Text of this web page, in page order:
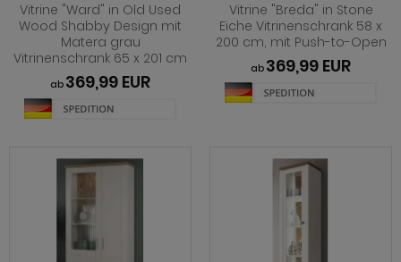
Vitrine "Ward" in Old Used
Wood Shabby Design mit
Matera grau
Vitrinenschrank 65 x 201 cm
ab 369,99 EUR
Vitrine "Breda" in Stone
Eiche Vitrinenschrank 58 x
200 cm, mit Push-to-Open
ab 369,99 EUR
Ronson
Rovola
Scandik
Sentra
Seyne
Starlet
Rivian
Romina
Ronin Eiche
Ronin Esche
Rooky weiß
Rovola